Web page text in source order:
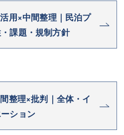
用×中間整理｜民泊プ
課題・規制方針
整理×批判｜全体・イ
ション